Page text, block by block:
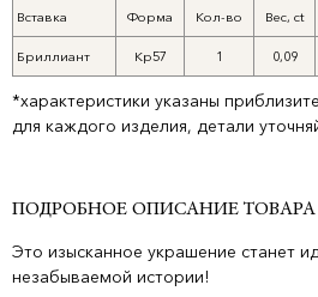
Вставка Форма Кол-во Вес, ct
Бриллиант Кр57 1 0,09
*характеристики указаны
для каждого изделия, детали
ПОДРОБНОЕ ОПИСАНИЕ ТОВАРА
Это изысканное украшение станет
незабываемой истории!